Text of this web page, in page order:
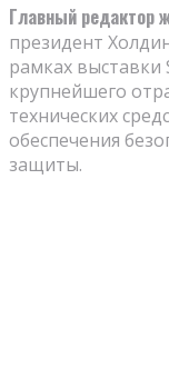
Главный редактор
президент
рамках
крупнейшего
технических
обеспечения
защиты.